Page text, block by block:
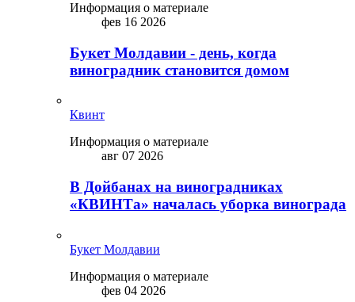
Информация о материале
фев 16 2026
Букет Молдавии - день, когда
виноградник становится домом
Квинт
Информация о материале
авг 07 2026
В Дойбанах на виноградниках
«КВИНТа» началась уборка винограда
Букет Молдавии
Информация о материале
фев 04 2026